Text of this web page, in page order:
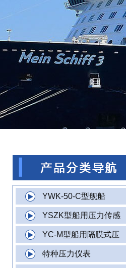
YWK-50-C型舰船
YSZK型船用压力传感
YC-M型船用隔膜式压
特种压力仪表